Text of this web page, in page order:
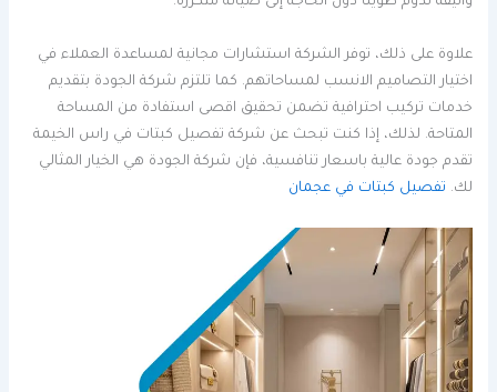
علاوة على ذلك، توفر الشركة استشارات مجانية لمساعدة العملاء في
اختيار التصاميم الانسب لمساحاتهم. كما تلتزم شركة الجودة بتقديم
خدمات تركيب احترافية تضمن تحقيق اقصى استفادة من المساحة
المتاحة. لذلك، إذا كنت تبحث عن شركة تفصيل كبتات في راس الخيمة
تقدم جودة عالية باسعار تنافسية، فإن شركة الجودة هي الخيار المثالي
لك. تفصيل كبتات في عجمان